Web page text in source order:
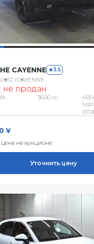
CAYENNE 3.5
2012 гCAYENNE
не продан
3600 сс
¥
цена на аукционе
Уточнить цену